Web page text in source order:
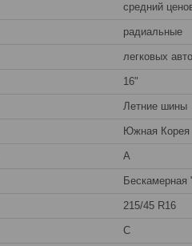
средний
радиальные
легковых
16"
Летние шины
Южная Корея
A
Бескамерная
215/45 R16
C